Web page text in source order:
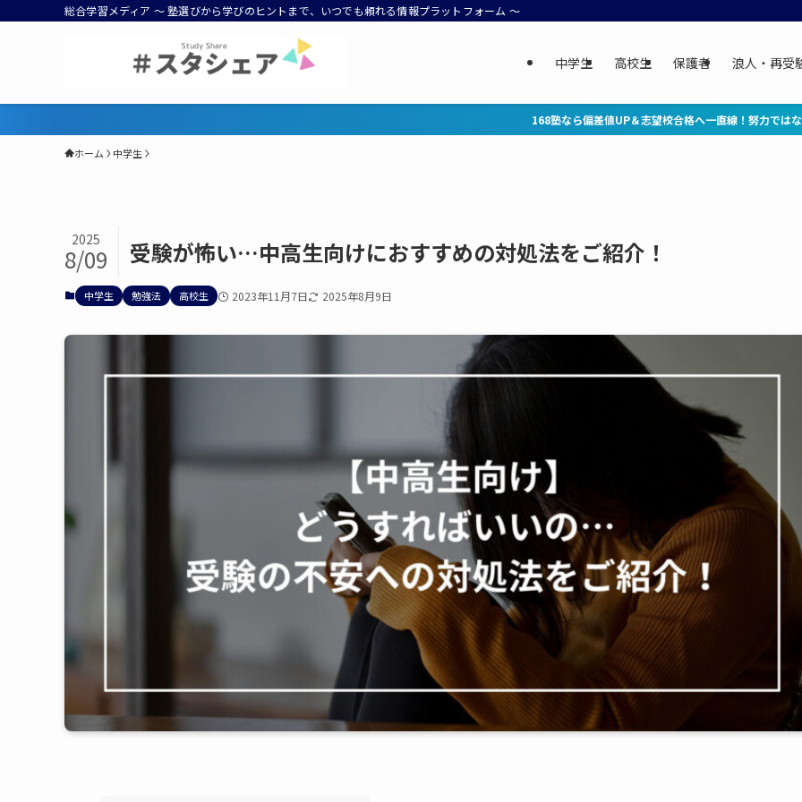
総合学習メディア ～ 塾選びから学びのヒントまで、いつでも頼れる情報プラットフォーム ～
中学生 高校生 保護者 浪人・再受
168塾なら偏差値UP＆志望校合格へ一直線！努力ではなく、正しい勉強法が鍵。学習コ
ホーム 中学生
受験が怖い…中高生向けにおすすめの対処法をご紹介！
2025
8/09
中学生 勉強法 高校生 2023年11月7日 2025年8月9日